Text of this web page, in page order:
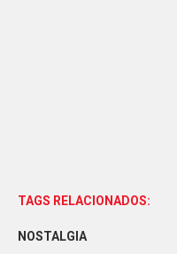
TAGS RELACIONADOS:
NOSTALGIA